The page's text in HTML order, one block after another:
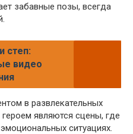
забавные позы, всегда
степ:
видео
в развлекательных
являются сцены, где
ситуациях.